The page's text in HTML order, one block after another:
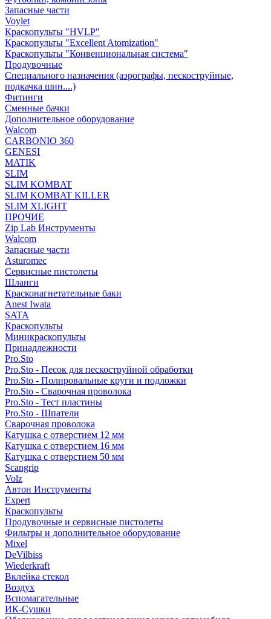
Запасные части
Voylet
Краскопульты "HVLP"
Краскопульты "Excellent Atomization"
Краскопульты "Конвенциональная система"
Продувочные
Специального назначения (аэрографы, пескоструйные,
подкачка шин....)
Фитинги
Сменные бачки
Дополнительное оборудование
Walcom
CARBONIO 360
GENESI
MATIK
SLIM
SLIM KOMBAT
SLIM KOMBAT KILLER
SLIM XLIGHT
ПРОЧИЕ
Zip Lab Инструменты
Walсom
Запасные части
Asturomec
Сервисные пистолеты
Шланги
Красконагнетательные баки
Anest Iwata
SATA
Краскопульты
Миникраскопульты
Принадлежности
Pro.Sto
Pro.Sto - Песок для пескоструйной обработки
Pro.Sto - Полировальные круги и подложки
Pro.Sto - Сварочная проволока
Pro.Sto - Тест пластины
Pro.Sto - Шпатели
Сварочная проволока
Катушка с отверстием 12 мм
Катушка с отверстием 16 мм
Катушка с отверстием 50 мм
Scangrip
Volz
Автон Инструменты
Expert
Краскопульты
Продувочные и сервисные пистолеты
Фильтры и дополнительное оборудование
Mixel
DeVilbiss
Wiederkraft
Вклейка стекол
Воздух
Вспомагательные
ИК-Сушки